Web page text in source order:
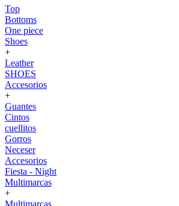
Top
Bottoms
One piece
Shoes
+
Leather
SHOES
Accesorios
+
Guantes
Cintos
cuellitos
Gorros
Neceser
Accesorios
Fiesta - Night
Multimarcas
+
Multimarcas